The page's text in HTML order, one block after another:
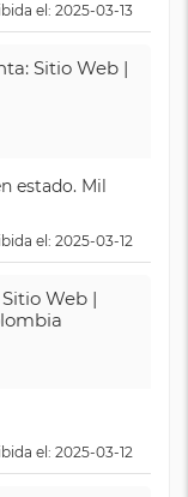
el: 2025-03-13
Sitio Web |
estado. Mil
el: 2025-03-12
Web |
el: 2025-03-12